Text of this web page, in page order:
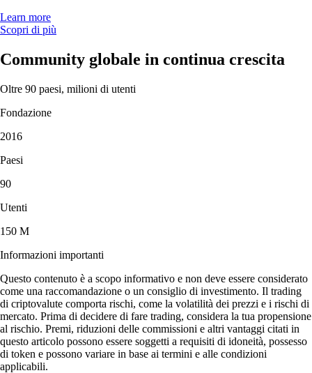
Learn more
Scopri di più
Community globale in continua crescita
Oltre 90 paesi, milioni di utenti
Fondazione
2016
Paesi
90
Utenti
150 M
Informazioni importanti
Questo contenuto è a scopo informativo e non deve essere considerato
come una raccomandazione o un consiglio di investimento. Il trading
di criptovalute comporta rischi, come la volatilità dei prezzi e i rischi di
mercato. Prima di decidere di fare trading, considera la tua propensione
al rischio. Premi, riduzioni delle commissioni e altri vantaggi citati in
questo articolo possono essere soggetti a requisiti di idoneità, possesso
di token e possono variare in base ai termini e alle condizioni
applicabili.